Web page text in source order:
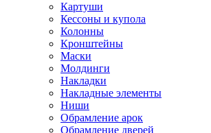
Картуши
Кессоны и купола
Колонны
Кронштейны
Маски
Молдинги
Накладки
Накладные элементы
Ниши
Обрамление арок
Обрамление дверей